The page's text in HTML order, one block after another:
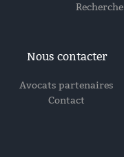
Recherche
Nous contacter
Avocats partenaires
Contact